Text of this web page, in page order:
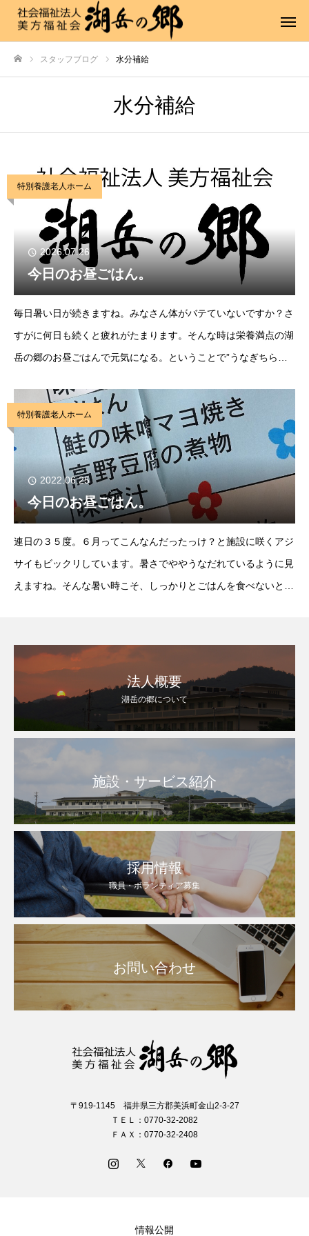
スタッフブログ 水分補給
水分補給
特別養護老人ホーム
2026.07.26
今日のお昼ごはん。
毎日暑い日が続きますね。みなさん体がバテていないですか？さ
すがに何日も続くと疲れがたまります。そんな時は栄養満点の湖
岳の郷のお昼ごはんで元気になる。ということで”うなぎちら
るタレがとてもごはんとの相性も良くて美味しい一品
特別養護老人ホーム
2022.06.25
今日のお昼ごはん。
連日の３５度。６月ってこんなんだったっけ？と施設に咲くアジ
サイもビックリしています。暑さでややうなだれているように見
えますね。そんな暑い時こそ、しっかりとごはんを食べないと。
法人概要
湖岳の郷について
施設・サービス紹介
採用情報
職員・ボランティア募集
お問い合わせ
〒919-1145 福井県三方郡美浜町金山2-3-27
ＴＥＬ：0770-32-2082
ＦＡＸ：0770-32-2408
情報公開